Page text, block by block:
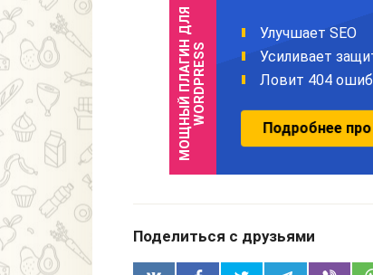
Поделиться с друзьями